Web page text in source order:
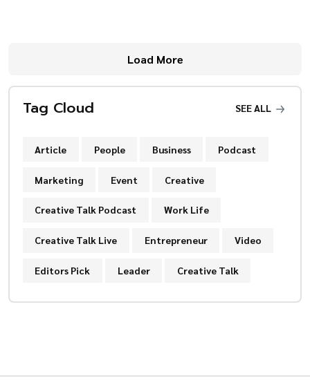
Load More
Tag Cloud SEE ALL
Article People Business Podcast
Marketing Event Creative
Creative Talk Podcast Work Life
Creative Talk Live Entrepreneur Video
Editors Pick Leader Creative Talk